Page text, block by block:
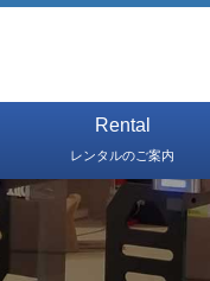
Rental
レンタルのご案内